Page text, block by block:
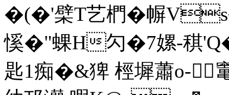
�(�'檗T艺椚�幈
慀�"蜾H勽�7嫘-稘
匙1痴�&猈 桱墀蕭o-